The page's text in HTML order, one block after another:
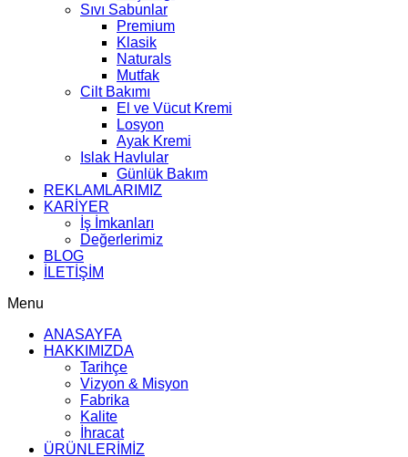
Sıvı Sabunlar
Premium
Klasik
Naturals
Mutfak
Cilt Bakımı
El ve Vücut Kremi
Losyon
Ayak Kremi
Islak Havlular
Günlük Bakım
REKLAMLARIMIZ
KARİYER
İş İmkanları
Değerlerimiz
BLOG
İLETİŞİM
Menu
ANASAYFA
HAKKIMIZDA
Tarihçe
Vizyon & Misyon
Fabrika
Kalite
İhracat
ÜRÜNLERİMİZ